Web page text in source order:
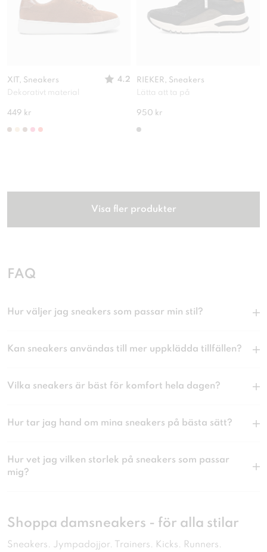
XIT, Sneakers
4.2
Dekorativt material
449 kr
RIEKER, Sneakers
Lätta att ta på
950 kr
Visa fler produkter
FAQ
Hur väljer jag sneakers som passar min stil?
Kan sneakers användas till mer uppklädda tillfällen?
Vilka sneakers är bäst för komfort hela dagen?
Hur tar jag hand om mina sneakers på bästa sätt?
Hur vet jag vilken storlek på sneakers som passar
mig?
Shoppa damsneakers - för alla stilar
Sneakers. Jympadojjor. Trainers. Kicks. Runners.